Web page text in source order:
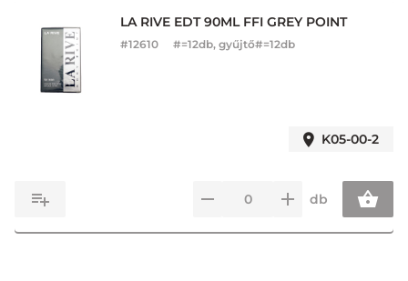
LA RIVE EDT 90ML FFI GREY POINT
#12610 #=12db, gyűjtő#=12db
K05-00-2
db